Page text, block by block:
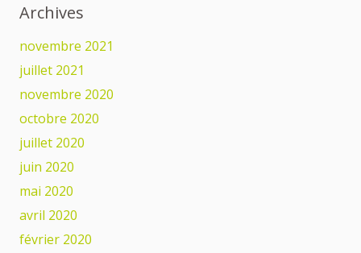
Archives
novembre 2021
juillet 2021
novembre 2020
octobre 2020
juillet 2020
juin 2020
mai 2020
avril 2020
février 2020